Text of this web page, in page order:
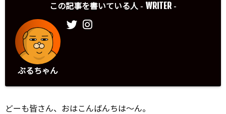
この記事を書いている人 - WRITER -
ぶるちゃん
どーも皆さん、おはこんばんちは〜ん。